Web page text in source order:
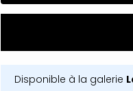
Disponible à la galerie